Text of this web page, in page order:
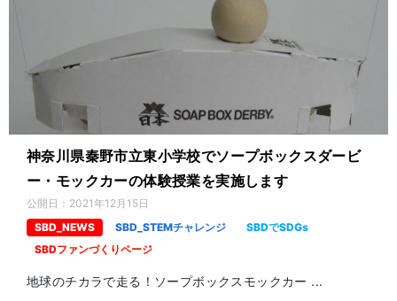
神奈川県秦野市立東小学校でソープボックスダービ
ー・モックカーの体験授業を実施します
公開日： 2021年12月15日
SBD_NEWS
SBD_STEMチャレンジ
SBDでSDGs
SBDファンづくりページ
地球のチカラで走る！ソープボックスモックカー ...